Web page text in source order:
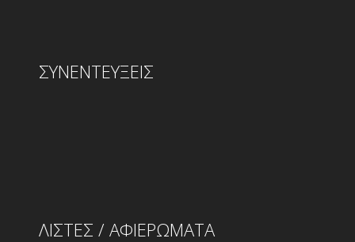
ΣΥΝΕΝΤΕΥΞΕΙΣ
ΛΙΣΤΕΣ / ΑΦΙΕΡΩΜΑΤΑ